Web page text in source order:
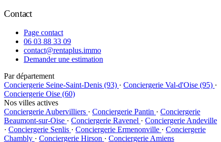
Contact
Page contact
06 03 88 33 09
contact@rentaplus.immo
Demander une estimation
Par département
Conciergerie Seine-Saint-Denis (93) · Conciergerie Val-d'Oise (95) ·
Conciergerie Oise (60)
Nos villes actives
Conciergerie Aubervilliers · Conciergerie Pantin · Conciergerie
Beaumont-sur-Oise · Conciergerie Ravenel · Conciergerie Andeville
· Conciergerie Senlis · Conciergerie Ermenonville · Conciergerie
Chambly · Conciergerie Hirson · Conciergerie Amiens